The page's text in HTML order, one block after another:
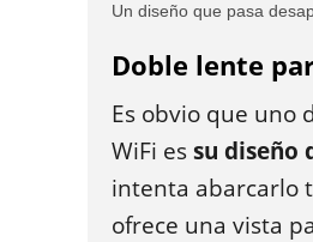
Un diseño que pasa
Doble lente
Es obvio que uno
WiFi essu diseño
intenta abarcarlo
ofrece una vista